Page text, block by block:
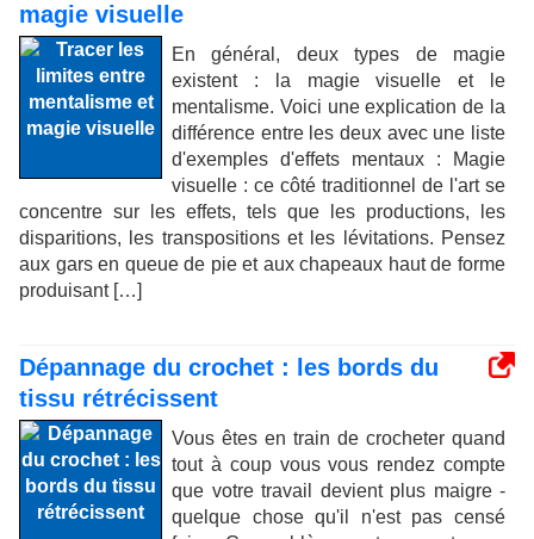
magie visuelle
En général, deux types de magie
existent : la magie visuelle et le
mentalisme. Voici une explication de la
différence entre les deux avec une liste
d'exemples d'effets mentaux : Magie
visuelle : ce côté traditionnel de l'art se
concentre sur les effets, tels que les productions, les
disparitions, les transpositions et les lévitations. Pensez
aux gars en queue de pie et aux chapeaux haut de forme
produisant […]
Dépannage du crochet : les bords du
tissu rétrécissent
Vous êtes en train de crocheter quand
tout à coup vous vous rendez compte
que votre travail devient plus maigre -
quelque chose qu'il n'est pas censé